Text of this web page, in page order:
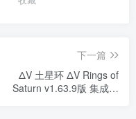
下一篇
ΔV 土星环 ΔV Rings of
Saturn v1.63.9版 集成全